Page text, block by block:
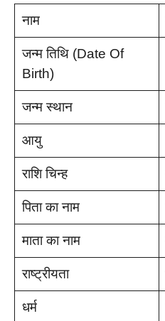
नाम
जन्म तिथि (Date Of
Birth)
जन्म स्थान
आयु
राशि चिन्ह
पिता का नाम
माता का नाम
राष्ट्रीयता
धर्म